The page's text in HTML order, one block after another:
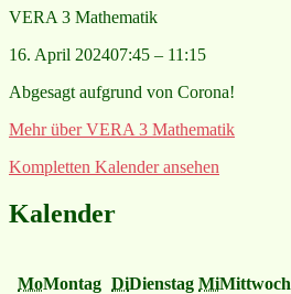
VERA 3 Mathematik
16. April 202407:45 – 11:15
Abgesagt aufgrund von Corona!
Mehrüber VERA 3 Mathematik
Kompletten Kalender ansehen
Kalender
MoMontag DiDienstag MiMittwoch